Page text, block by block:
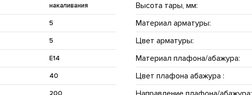
накаливания
5
5
E14
40
Высота тары, мм:
Материал арматуры:
Цвет арматуры:
Материал плафона/абажура:
Цвет плафона абажура :